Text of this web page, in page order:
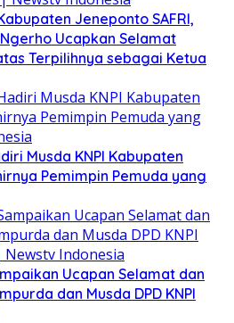
Jeneponto SAFRI,
Ngerho Ucapkan Selamat
Terpilihnya sebagai Ketua
Musda KNPI Kabupaten
Pemimpin Pemuda yang
Ucapan Selamat dan
dan Musda DPD KNPI